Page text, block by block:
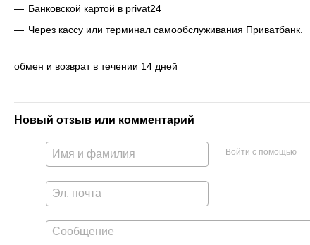
Банковской картой в privat24
Через кассу или терминал самообслуживания Приватбанк.
обмен и возврат в течении 14 дней
Новый отзыв или комментарий
Войти с помощью